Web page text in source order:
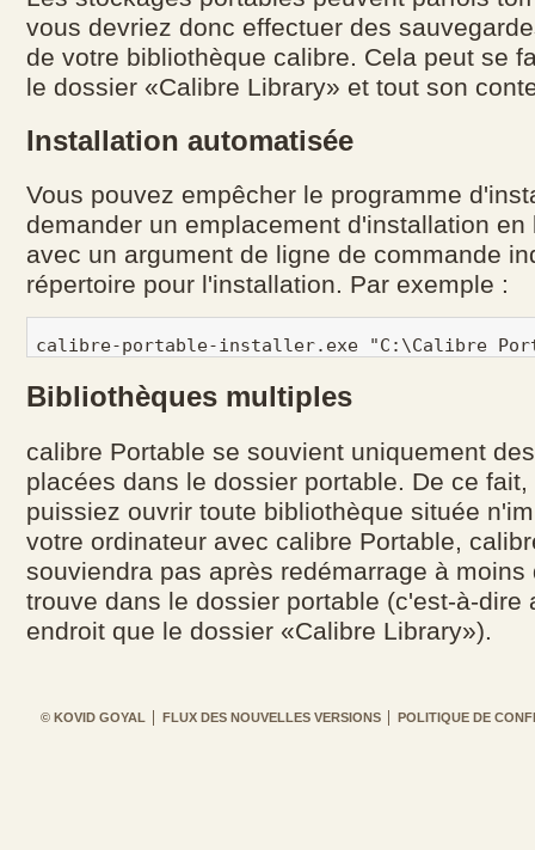
vous devriez donc effectuer des
de votre bibliothèque calibre. Cela peut se
le dossier «Calibre Library» et tout son
Installation automatisée
Vous pouvez empêcher le programme
demander un emplacement d'installation en
avec un argument de ligne de commande
répertoire pour l'installation. Par exemple :
Bibliothèques multiples
calibre Portable se souvient uniquement
placées dans le dossier portable. De ce
puissiez ouvrir toute bibliothèque située
votre ordinateur avec calibre Portable,
souviendra pas après redémarrage à moins
trouve dans le dossier portable (c'est-à-dire
endroit que le dossier «Calibre Library»).
© KOVID GOYAL FLUX DES NOUVELLES VERSIONS POLITIQUE DE